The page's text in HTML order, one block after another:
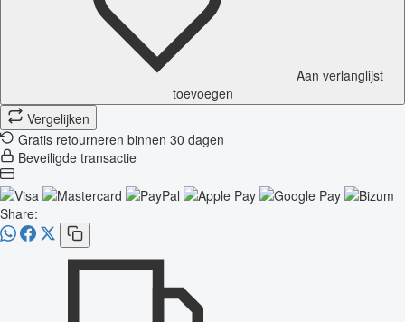
Aan verlanglijst
toevoegen
Vergelijken
Gratis retourneren binnen 30 dagen
Beveiligde transactie
Share: